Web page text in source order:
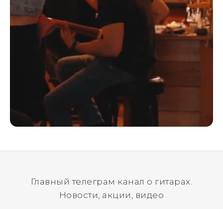
Главный телеграм канал о гитарах.
Новости, акции, видео